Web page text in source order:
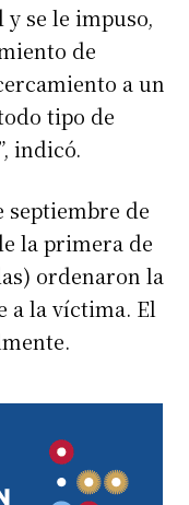
se le impuso,
de
a un
tipo de
indicó.
septiembre de
la primera de
ordenaron la
a la víctima. El